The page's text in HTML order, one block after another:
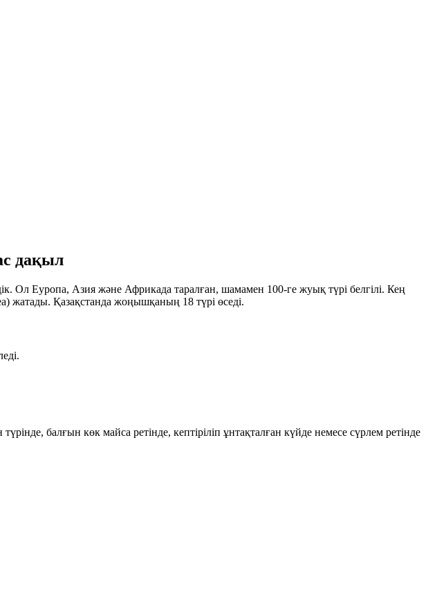
дақыл
Ол Еуропа, Азия және Африкада таралған, шамамен 100-ге жуық түрі белгілі. Кең
) жатады. Қазақстанда жоңышқаның 18 түрі өседі.
балғын көк майса ретінде, кептіріліп ұнтақталған күйде немесе сүрлем ретінде